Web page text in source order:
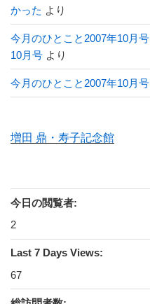
かった より
今月のひとこと2007年10月号
10月号 より
今月のひとこと2007年10月号
増田 鼎・寿子記念館
今日の閲覧者:
2
Last 7 Days Views:
67